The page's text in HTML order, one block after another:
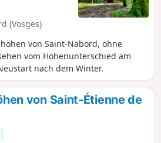
(Vosges)
von Saint-Nabord, ohne
vom Höhenunterschied am
nach dem Winter.
von Saint-Étienne de